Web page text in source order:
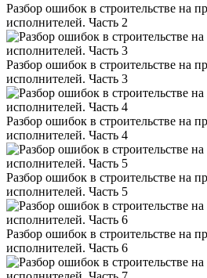
Разбор ошибок в строительстве на
исполнителей. Часть 2
Разбор ошибок в строительстве на
исполнителей. Часть 3
Разбор ошибок в строительстве на
исполнителей. Часть 4
Разбор ошибок в строительстве на
исполнителей. Часть 5
Разбор ошибок в строительстве на
исполнителей. Часть 6